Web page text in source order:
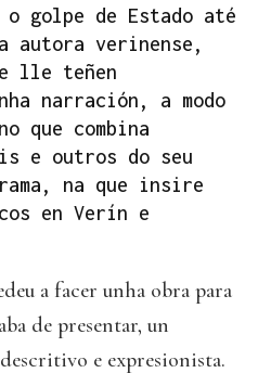
golpe de Estado até
autora verinense,
lle teñen
narración, a modo
que combina
e outros do seu
na que insire
en Verín e
a facer unha obra para
de presentar, un
e expresionista.